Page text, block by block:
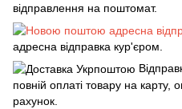
відправлення на поштомат.
адресна відправка кур'єром.
повній оплаті товару на
рахунок.